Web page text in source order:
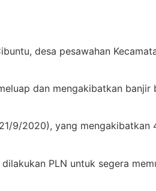
desa pesawahan
dan mengakibatkan banjir
9/2020), yang mengakibatkan
PLN untuk segera